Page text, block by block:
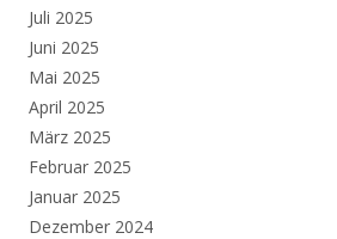
Juli 2025
Juni 2025
Mai 2025
April 2025
März 2025
Februar 2025
Januar 2025
Dezember 2024